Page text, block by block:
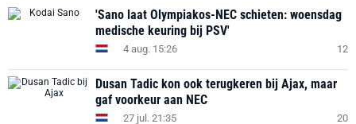
'Sano laat Olympiakos-NEC schieten: woensdag
medische keuring bij PSV'
4 aug. 15:26 12
Dusan Tadic kon ook terugkeren bij Ajax, maar
gaf voorkeur aan NEC
27 jul. 21:35 20